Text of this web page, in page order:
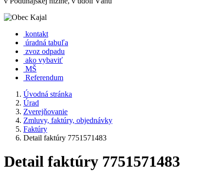
kontakt
úradná tabuľa
zvoz odpadu
ako vybaviť
MŠ
Referendum
Úvodná stránka
Úrad
Zverejňovanie
Zmluvy, faktúry, objednávky
Faktúry
Detail faktúry 7751571483
Detail faktúry 7751571483